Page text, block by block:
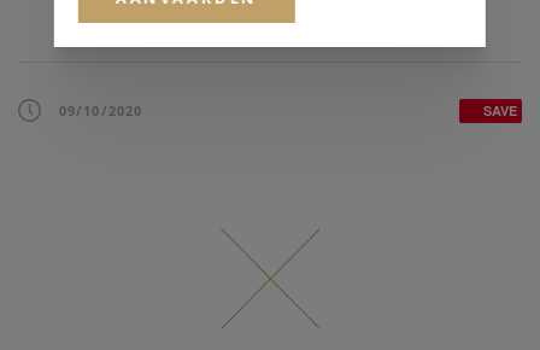
09/10/2020 SAVE